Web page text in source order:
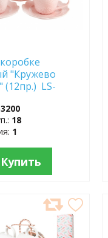
"Кружево
(12пр.) LS-
18
1
Купить